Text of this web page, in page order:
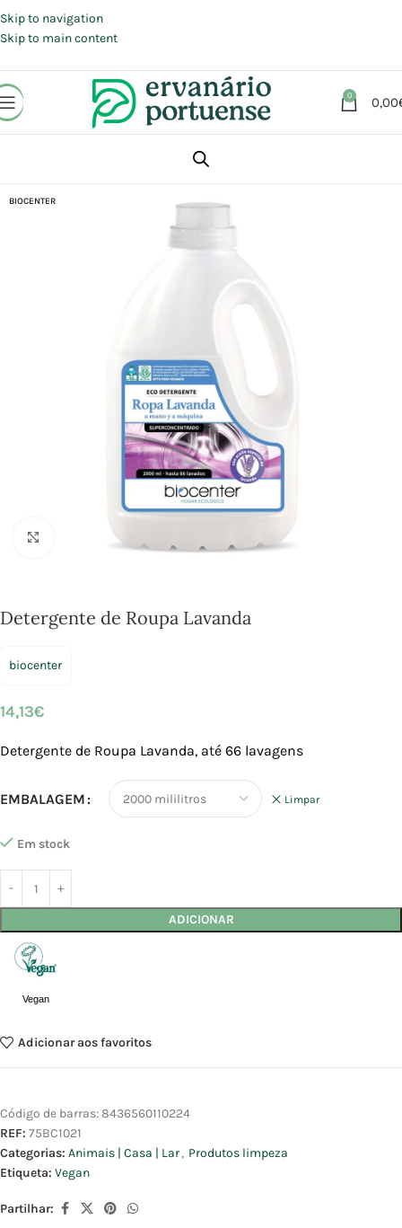
Skip to navigation
Skip to main content
0 0,00
Animais | Casa | Lar
BIOCENTER
Click to enlarge
Detergente de Roupa Lavanda
biocenter
14,13€
Detergente de Roupa Lavanda, até 66 lavagens
EMBALAGEM Limpar
Em stock
ADICIONAR
Vegan
Adicionar aos favoritos
Código de barras:8436560110224
REF: 75BC1021
Categorias: Animais | Casa | Lar, Produtos limpeza
Etiqueta: Vegan
Partilhar: